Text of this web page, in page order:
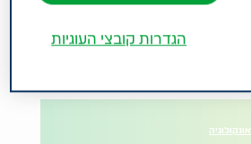
אונקולוגיה
הגדרות קובצי העוגיות